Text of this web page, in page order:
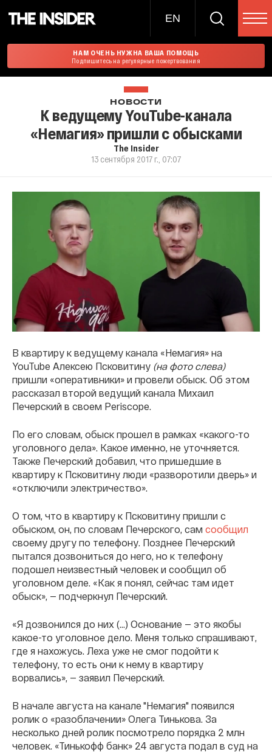
EN
НАМ ОЧЕНЬ НУЖНА ВАША ПОМОЩЬ
Подпишитесь на регулярные пожертвования
НОВОСТИ
К ведущему YouTube-канала
«Немагия» пришли с обысками
The Insider
13 сентября 2017 г., 07:07
В квартиру к ведущему канала «Немагия» на
YouTube Алексею Псковитину (на фото слева)
пришли «оперативники» и провели обыск. Об этом
рассказал второй ведущий канала Михаил
Печерский в своем Periscope.
По его словам, обыск прошел в рамках «какого-то
уголовного дела». Какое именно, не уточняется.
Также Печерский добавил, что пришедшие в
квартиру к Псковитину люди «разворотили дверь» и
«отключили электричество».
О том, что в квартиру к Псковитину пришли с
обыском, он, по словам Печерского, сам сообщил
своему другу по телефону. Позднее Печерский
пытался дозвониться до него, но к телефону
подошел неизвестный человек и сообщил об
уголовном деле. «Как я понял, сейчас там идет
обыск», — подчеркнул Печерский.
«Я дозвонился до них (...) Основание — это якобы
какое-то уголовное дело. Меня только спрашивают,
где я нахожусь. Леха уже не смог подойти к
телефону, то есть они к нему в квартиру
ворвались», — заявил Печерский.
В начале августа на канале "Немагия" появился
ролик о «разоблачении» Олега Тинькова. За
несколько дней ролик посмотрело порядка 2 млн
человек. «Тинькофф банк» 24 августа подал в суд на